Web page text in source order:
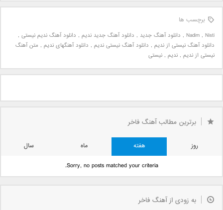
برچسب ها
Nadim , Nisti
, دانلود آهنگ جدید , دانلود آهنگ جدید ندیم , دانلود آهنگ ندیم نیستی ,
دانلود آهنگ نیستی از ندیم , دانلود آهنگ نیستی ندیم , دانلود آهنگهای ندیم , متن آهنگ
نیستی از ندیم , ندیم , نیستی
برترین مطالب آهنگ فاخر
روز هفته ماه
سال
Sorry, no posts matched your criteria.
به زودی از آهنگ فاخر